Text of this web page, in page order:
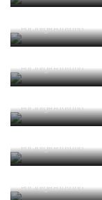
PorJorge Faustino
PorJorge Faustino
PorJorge Faustino
PorJorge Faustino
PorJorge Faustino